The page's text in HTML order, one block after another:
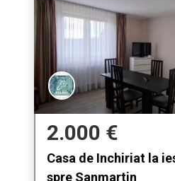
2.000 €
Casa de Inchiriat la
spre Sanmartin